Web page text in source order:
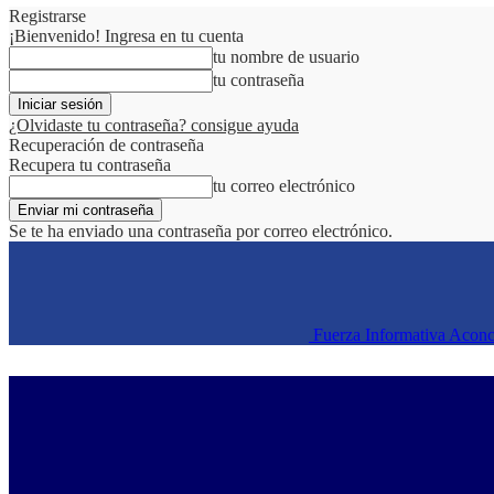
Registrarse
¡Bienvenido! Ingresa en tu cuenta
tu nombre de usuario
tu contraseña
¿Olvidaste tu contraseña? consigue ayuda
Recuperación de contraseña
Recupera tu contraseña
tu correo electrónico
Se te ha enviado una contraseña por correo electrónico.
Fuerza Informativa